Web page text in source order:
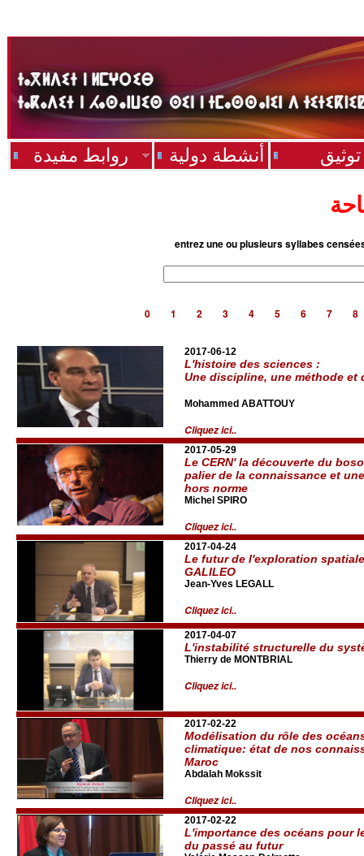
روابط مفيدة أنشطة دولية توثيق
entrez une ou plusieurs syllabes
0 1 2 3 4 5 6 7 8
2017-06-12
L'histoire des sciences :
Une discipline, une méthode et
Mohammed ABATTOUY
Cliquez ici..
2017-05-29
Le CERN' la découverte du
palier de la connaissance et
hors norme
Michel SPIRO
Cliquez ici..
2017-04-24
Le futur de l'exploration
GALILEO
Jean-Yves LEGALL
Cliquez ici..
2017-04-07
L'instabilité structurelle du
Thierry de MONTBRIAL
Cliquez ici..
2017-02-22
Modélisation du rôle des
climatique: état de nos
Maroc
Abdalah Mokssit
Cliquez ici..
2017-02-22
L'importance des océans pour
du passé au futur